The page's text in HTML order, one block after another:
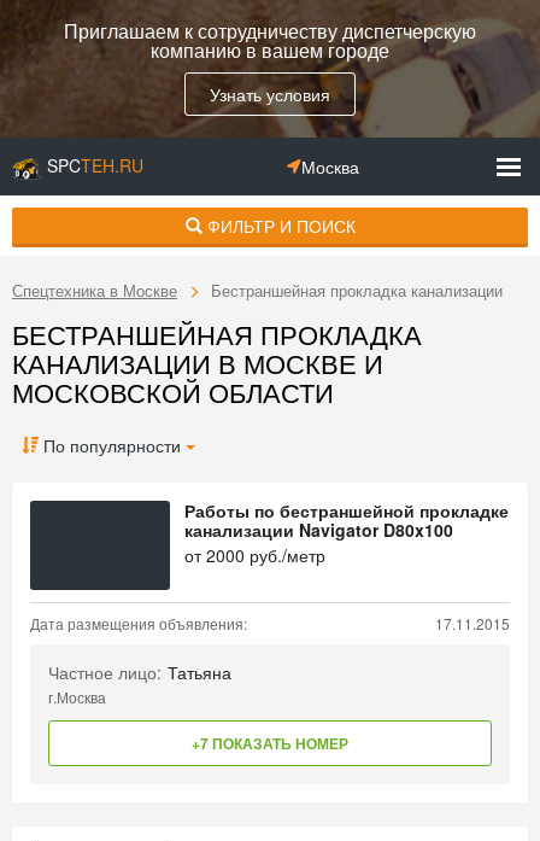
Приглашаем к сотрудничеству диспетчерскую
компанию в вашем городе
Узнать условия
SPCTEH.RU Москва
ФИЛЬТР И ПОИСК
Спецтехника в Москве Бестраншейная прокладка канализации
БЕСТРАНШЕЙНАЯ ПРОКЛАДКА
КАНАЛИЗАЦИИ В МОСКВЕ И
МОСКОВСКОЙ ОБЛАСТИ
По популярности
Работы по бестраншейной прокладке
канализации Navigator D80x100
от2000 руб./метр
Дата размещения объявления: 17.11.2015
Частное лицо: Татьяна
г.Москва
+7 ПОКАЗАТЬ НОМЕР